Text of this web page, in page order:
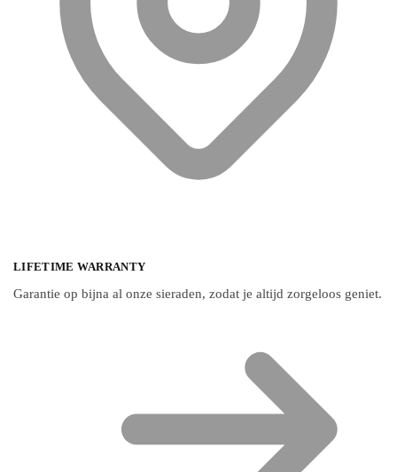
LIFETIME WARRANTY
Garantie op bijna al onze sieraden, zodat je altijd zorgeloos geniet.